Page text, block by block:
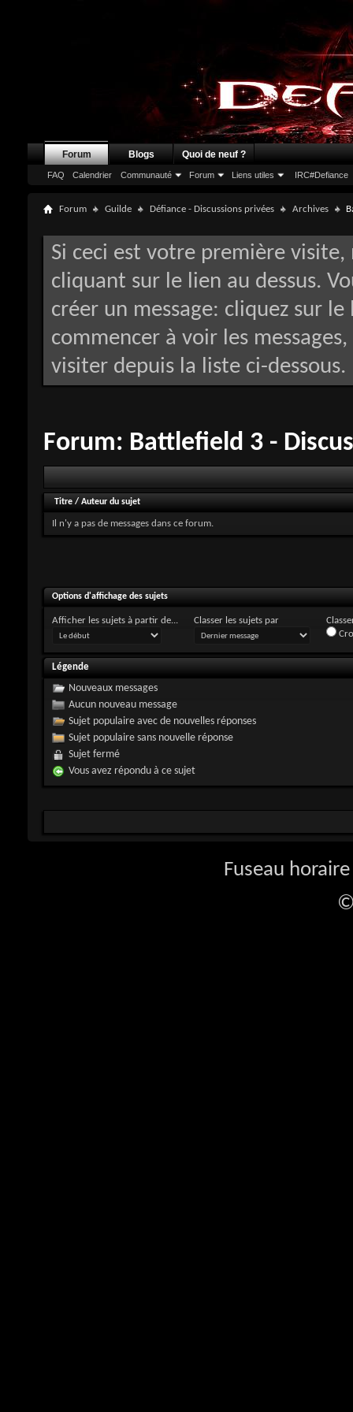
Forum
FAQ Calendrier Communauté Forum Liens utiles IRC#Defiance
Blogs Quoi de neuf ?
Forum Guilde Défiance - Discussions privées Archives
Si ceci est votre première
cliquant sur le lien au dessus.
créer un message: cliquez sur
commencer à voir les
visiter depuis la liste ci-dessous.
Forum: Battlefield 3 -
Titre / Auteur du sujet
Il n'y a pas de messages dans ce forum.
Options d'affichage des sujets
Afficher les sujets à partir de... Classer les sujets par
Légende
Nouveaux messages
Aucun nouveau message
Sujet populaire avec de nouvelles réponses
Sujet populaire sans nouvelle réponse
Sujet fermé
Vous avez répondu à ce sujet
Fuseau